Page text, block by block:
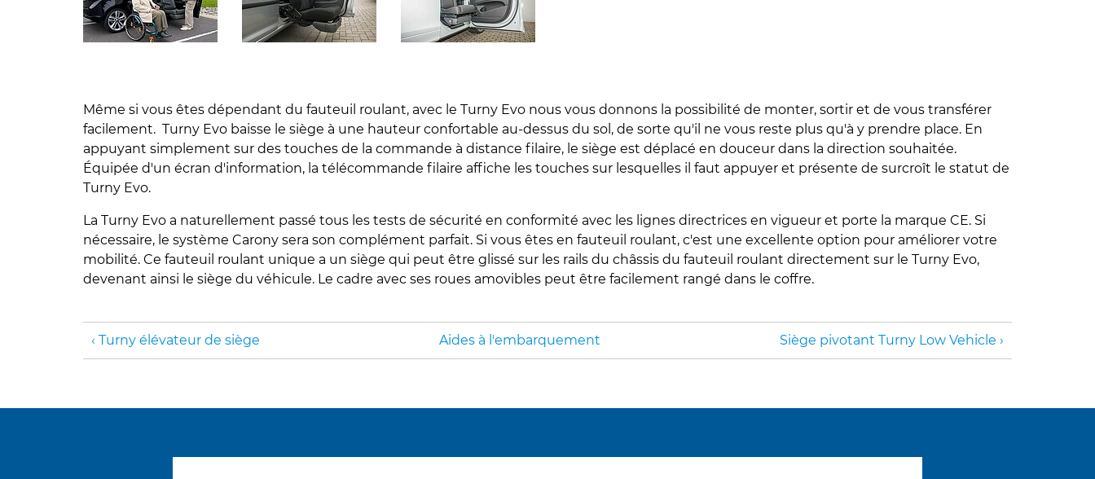
Même si vous êtes dépendant du fauteuil roulant, avec le Turny Evo nous vous donnons la possibilité de monter, sortir et de vous transférer
facilement. Turny Evo baisse le siège à une hauteur confortable au-dessus du sol, de sorte qu'il ne vous reste plus qu'à y prendre place. En
appuyant simplement sur des touches de la commande à distance filaire, le siège est déplacé en douceur dans la direction souhaitée.
Équipée d'un écran d'information, la télécommande filaire affiche les touches sur lesquelles il faut appuyer et présente de surcroît le statut de
Turny Evo.
La Turny Evo a naturellement passé tous les tests de sécurité en conformité avec les lignes directrices en vigueur et porte la marque CE. Si
nécessaire, le système Carony sera son complément parfait. Si vous êtes en fauteuil roulant, c'est une excellente option pour améliorer votre
mobilité. Ce fauteuil roulant unique a un siège qui peut être glissé sur les rails du châssis du fauteuil roulant directement sur le Turny Evo,
devenant ainsi le siège du véhicule. Le cadre avec ses roues amovibles peut être facilement rangé dans le coffre.
Turny élévateur de siège Aides à l'embarquement Siège pivotant Turny Low Vehicle